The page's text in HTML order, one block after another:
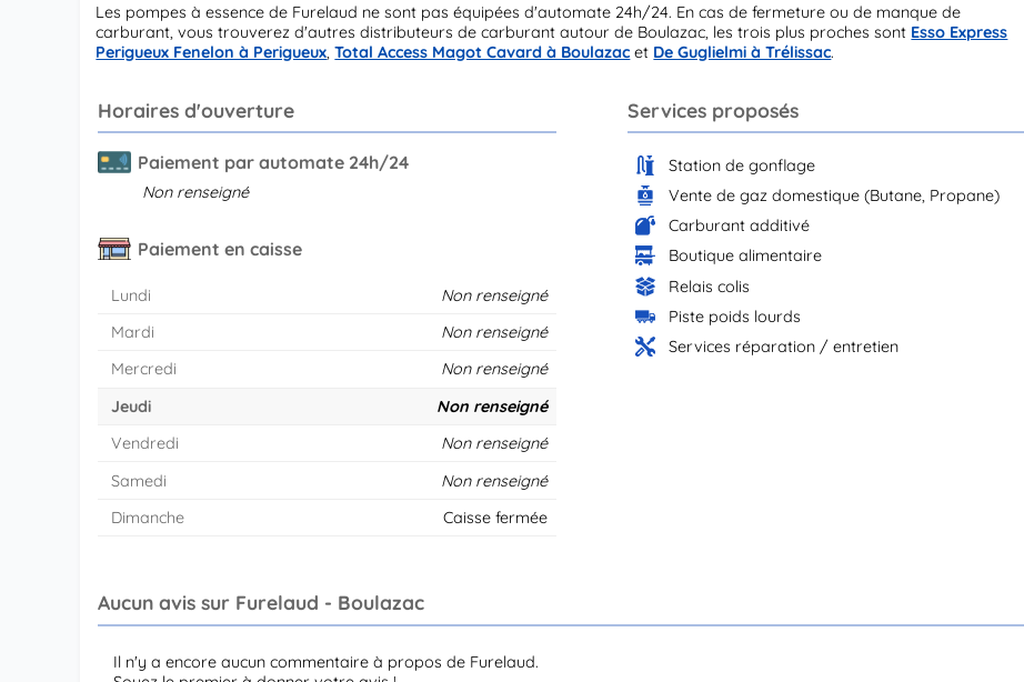
Les pompes à essence de Furelaud ne sont pas équipées d'automate 24h/24. En cas de fermeture ou de manque de
carburant, vous trouverez d'autres distributeurs de carburant autour de Boulazac, les trois plus proches sont Esso Express
Perigueux Fenelon à Perigueux ,Total Access Magot Cavard à Boulazac et De Guglielmi à Trélissac.
Horaires d'ouverture
Paiement par automate 24h/24
Non renseigné
Paiement en caisse
Lundi
Non renseigné
Mardi
Non renseigné
Mercredi
Non renseigné
Jeudi
Non renseigné
Vendredi
Non renseigné
Samedi
Non renseigné
Dimanche
Caisse fermée
Services proposés
Station de gonflage
Vente de gaz domestique (Butane, Propane)
Carburant additivé
Boutique alimentaire
Relais colis
Piste poids lourds
Services réparation / entretien
Aucun avis sur Furelaud - Boulazac
Il n'y a encore aucun commentaire à propos de Furelaud.